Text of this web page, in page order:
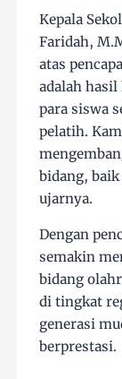
Kepala
Faridah,
atas
adalah
para siswa
pelatih.
bidang,
ujarnya.
Dengan
semakin
bidang
di tingkat
generasi
berprestasi.